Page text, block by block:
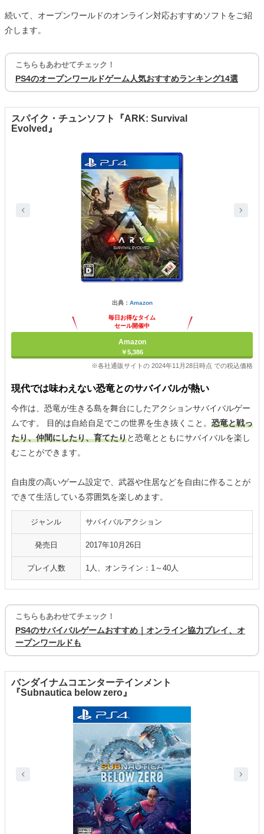
続いて、オープンワールドのオンライン対応おすすめソフトをご紹
介します。
こちらもあわせてチェック！
PS4のオープンワールドゲーム人気おすすめランキング14選
スパイク・チュンソフト『ARK: Survival
Evolved』
出典： Amazon
毎日お得なタイム
セール開催中
Amazon
￥5,386
※各社通販サイトの 2024年11月28日時点 での税込価格
現代では味わえない恐竜とのサバイバルが熱い
今作は、恐竜が生きる島を舞台にしたアクションサバイバルゲー
ムです。 目的は自給自足でこの世界を生き抜くこと。 恐竜と戦っ
たり、仲間にしたり、育てたりと恐竜とともにサバイバルを楽し
むことができます。
自由度の高いゲーム設定で、武器や住居などを自由に作ることが
できて生活している雰囲気を楽しめます。
ジャンル サバイバルアクション
発売日 2017年10月26日
プレイ人数 1人、オンライン：1～40人
こちらもあわせてチェック！
PS4のサバイバルゲームおすすめ｜オンライン協力プレイ、オ
ープンワールドも
バンダイナムコエンターテインメント
『Subnautica below zero』